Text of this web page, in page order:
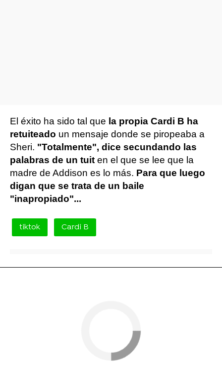
El éxito ha sido tal que la propia Cardi B ha
retuiteado un mensaje donde se piropeaba a
Sheri. "Totalmente", dice secundando las
palabras de un tuit en el que se lee que la
madre de Addison es lo más. Para que luego
digan que se trata de un baile
"inapropiado"...
tiktok Cardi B